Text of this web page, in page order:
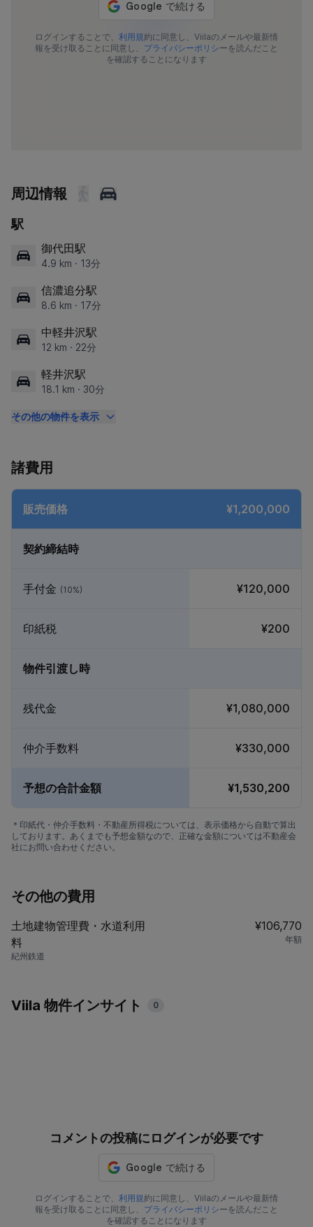
ログインすることで、 利用規約に同意し、Viilaのメールや最新情
報を受け取ることに同意し、 プライバシーポリシーを読んだこと
を確認することになります
周辺情報
駅
御代田駅
4.9 km · 13分
信濃追分駅
8.6 km · 17分
中軽井沢駅
12 km · 22分
軽井沢駅
18.1 km · 30分
その他の物件を表示
諸費用
販売価格 ¥1,200,000
契約締結時
手付金 (10%) ¥120,000
印紙税 ¥200
物件引渡し時
残代金 ¥1,080,000
仲介手数料 ¥330,000
予想の合計金額 ¥1,530,200
＊印紙代・仲介手数料・不動産所得税については、表示価格から自動で算出
しております。あくまでも予想金額なので、正確な金額については不動産会
社にお問い合わせください。
その他の費用
土地建物管理費・水道利用
料
紀州鉄道
¥106,770
年額
Viila 物件インサイト 0
コメントの投稿にログインが必要です
ログインすることで、 利用規約に同意し、Viilaのメールや最新情
報を受け取ることに同意し、 プライバシーポリシーを読んだこと
を確認することになります